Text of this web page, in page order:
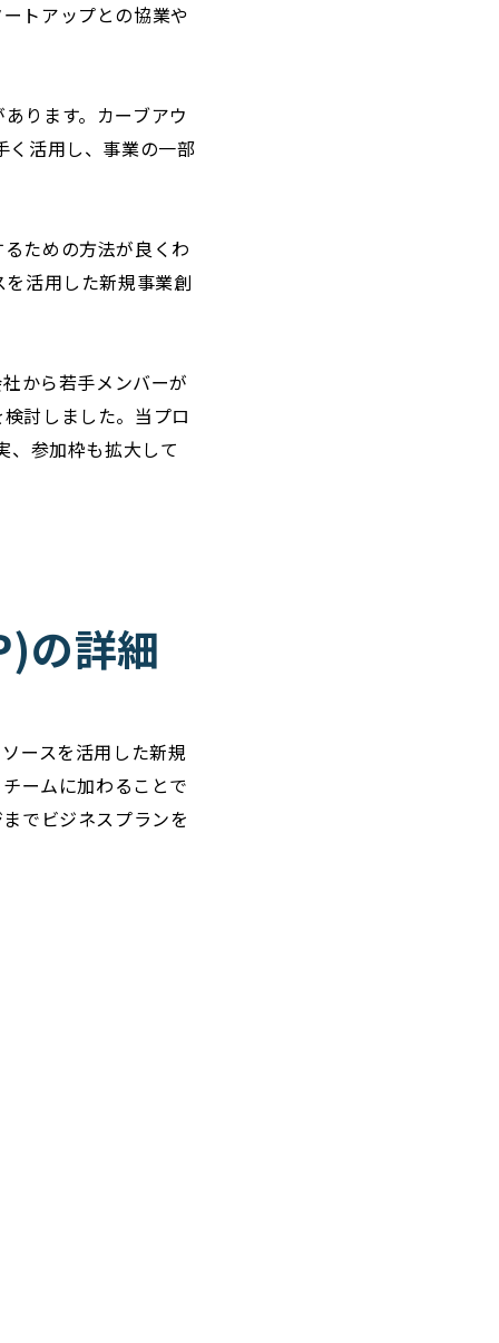
トアップとの協業や
ります。カーブアウ
く活用し、事業の一部
ための方法が良くわ
活用した新規事業創
から若手メンバーが
討しました。当プロ
、参加枠も拡大して
の詳細
ースを活用した新規
ームに加わることで
でビジネスプランを